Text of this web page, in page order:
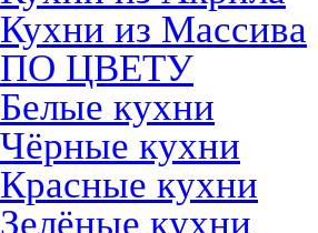
Кухни из Массива
ПО ЦВЕТУ
Белые кухни
Чёрные кухни
Красные кухни
Зелёные кухни